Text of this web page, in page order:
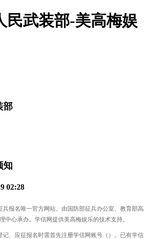
民武装部-美高梅娱
部
知
02:28
兵报名唯一官方网站。由国防部征兵办公室、教育部
中心承办。学信网提供美高梅娱乐的技术支持。
记、应征报名时需首先注册学信网账号（）。已有学